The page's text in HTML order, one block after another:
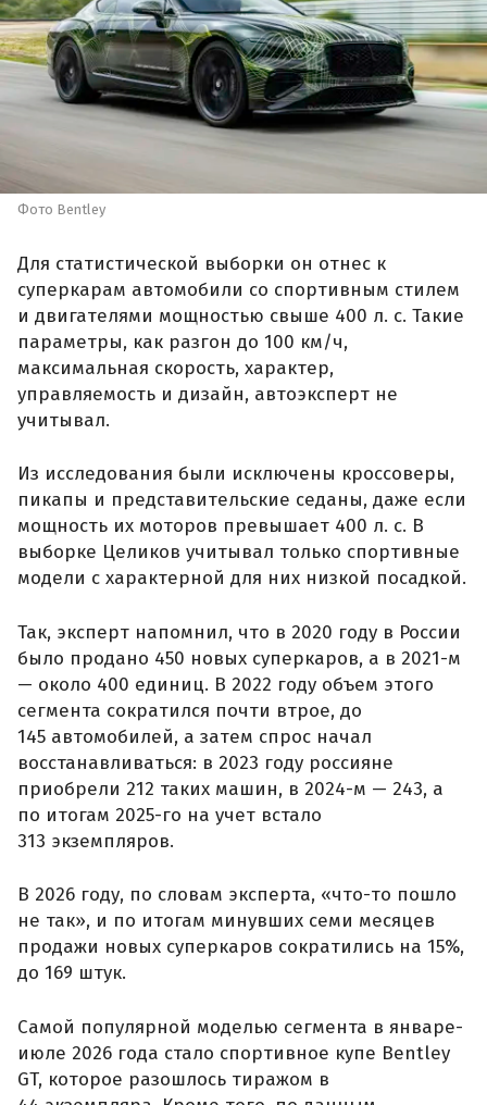
Фото Bentley
Для статистической выборки он отнес к
суперкарам автомобили со спортивным стилем
и двигателями мощностью свыше 400 л. с. Такие
параметры, как разгон до 100 км/ч,
максимальная скорость, характер,
управляемость и дизайн, автоэксперт не
учитывал.
Из исследования были исключены кроссоверы,
пикапы и представительские седаны, даже если
мощность их моторов превышает 400 л. с. В
выборке Целиков учитывал только спортивные
модели с характерной для них низкой посадкой.
Так, эксперт напомнил, что в 2020 году в России
было продано 450 новых суперкаров, а в 2021-м
— около 400 единиц. В 2022 году объем этого
сегмента сократился почти втрое, до
145 автомобилей, а затем спрос начал
восстанавливаться: в 2023 году россияне
приобрели 212 таких машин, в 2024-м — 243, а
по итогам 2025-го на учет встало
313 экземпляров.
В 2026 году, по словам эксперта, «что-то пошло
не так», и по итогам минувших семи месяцев
продажи новых суперкаров сократились на 15%,
до 169 штук.
Самой популярной моделью сегмента в январе-
июле 2026 года стало спортивное купе Bentley
GT, которое разошлось тиражом в